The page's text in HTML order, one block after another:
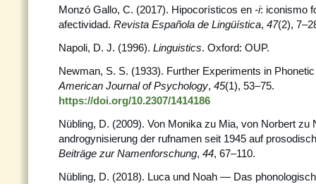
Monzó Gallo, C. (2017). Hipocorísticos en -i: iconismo
afectividad. Revista Española de Lingüística, 47(2),
Napoli, D. J. (1996). Linguistics. Oxford: OUP.
Newman, S. S. (1933). Further Experiments in
American Journal of Psychology, 45(1), 53–75.
https://doi.org/10.2307/1414186
Nübling, D. (2009). Von Monika zu Mia, von Norbert zu
androgynisierung der rufnamen seit 1945 auf
Beiträge zur Namenforschung, 44, 67–110.
Nübling, D. (2018). Luca und Noah — Das